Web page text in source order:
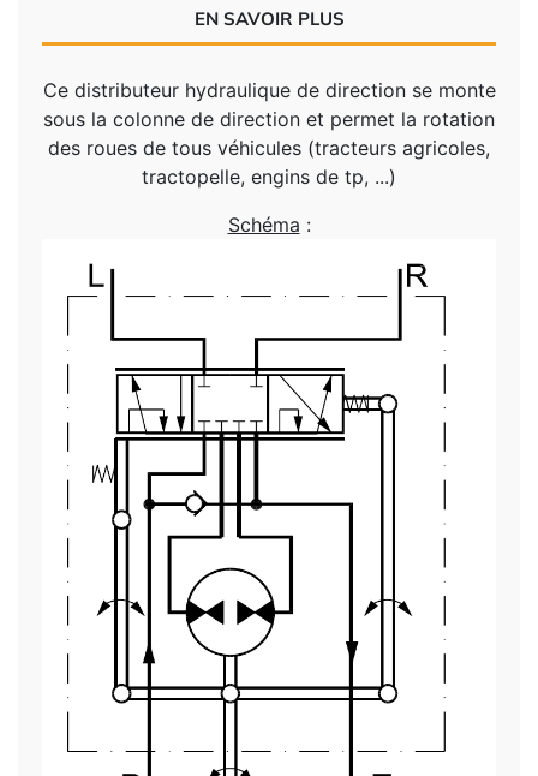
EN SAVOIR PLUS
Ce distributeur hydraulique de direction se monte
sous la colonne de direction et permet la rotation
des roues de tous véhicules (tracteurs agricoles,
tractopelle, engins de tp, ...)
Schéma :